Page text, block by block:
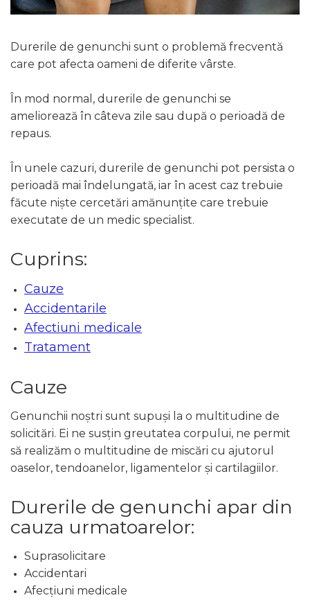
SUPERIOR
INFERIOR
ORTEZE PENTRU COLOANA
VERTEBRALA
ORTEZE FACIALE
PROTEZA EXTERNA DE SAN
SI ACCESORII
PERSONALIZATI
PLASTURI
SALTELE ANTIESCARE
SCAUNE DE DUS
SCAUNE DE TOALETA
SCUTECE
TERMOMETRE
Durerile de genunchi sunt o problemă frecventă
care pot afecta oameni de diferite vârste.
În mod normal, durerile de genunchi se
ameliorează în câteva zile sau după o perioadă de
repaus.
În unele cazuri, durerile de genunchi pot persista o
perioadă mai îndelungată, iar în acest caz trebuie
făcute niște cercetări amănunțite care trebuie
executate de un medic specialist.
Cuprins:
Cauze
Accidentarile
Afectiuni medicale
Tratament
Cauze
Genunchii noștri sunt supuși la o multitudine de
solicitări. Ei ne susțin greutatea corpului, ne permit
să realizăm o multitudine de miscări cu ajutorul
oaselor, tendoanelor, ligamentelor și cartilagiilor.
Durerile de genunchi apar din
cauza urmatoarelor:
Suprasolicitare
Accidentari
Afecțiuni medicale